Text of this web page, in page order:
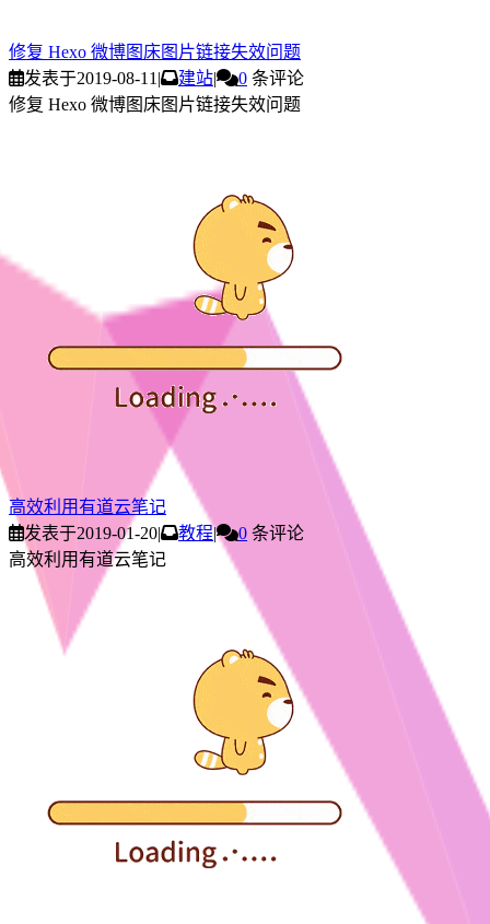
修复 Hexo 微博图床图片链接失效问题
发表于2019-08-11 | 建站| 0 条评论
修复 Hexo 微博图床图片链接失效问题
高效利用有道云笔记
发表于2019-01-20| 教程| 0 条评论
高效利用有道云笔记